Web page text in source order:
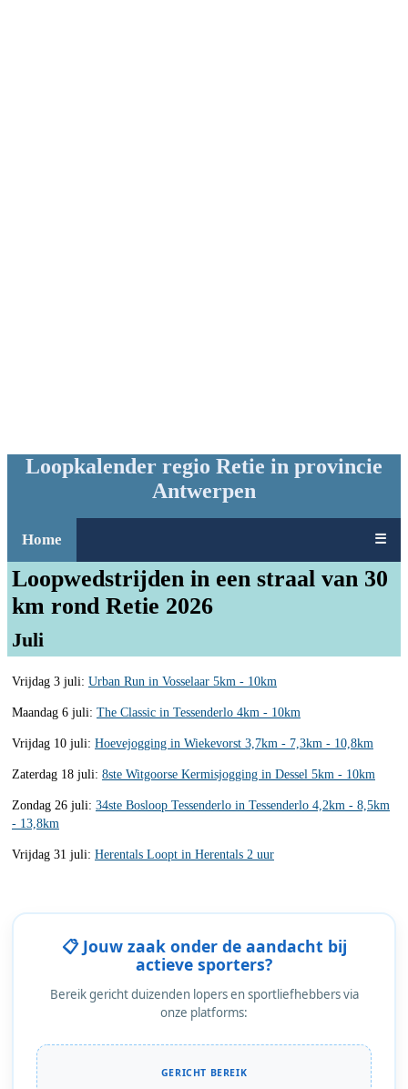
Loopkalender regio Retie in provincie
Antwerpen
Home ☰
Loopwedstrijden in een straal van 30
km rond Retie 2026
Juli
Vrijdag 3 juli: Urban Run in Vosselaar 5km - 10km
Maandag 6 juli: The Classic in Tessenderlo 4km - 10km
Vrijdag 10 juli: Hoevejogging in Wiekevorst 3,7km - 7,3km - 10,8km
Zaterdag 18 juli: 8ste Witgoorse Kermisjogging in Dessel 5km - 10km
Zondag 26 juli: 34ste Bosloop Tessenderlo in Tessenderlo 4,2km - 8,5km
- 13,8km
Vrijdag 31 juli: Herentals Loopt in Herentals 2 uur
📋 Jouw zaak onder de aandacht bij
actieve sporters?
Bereik gericht duizenden lopers en sportliefhebbers via
onze platforms:
GERICHT BEREIK